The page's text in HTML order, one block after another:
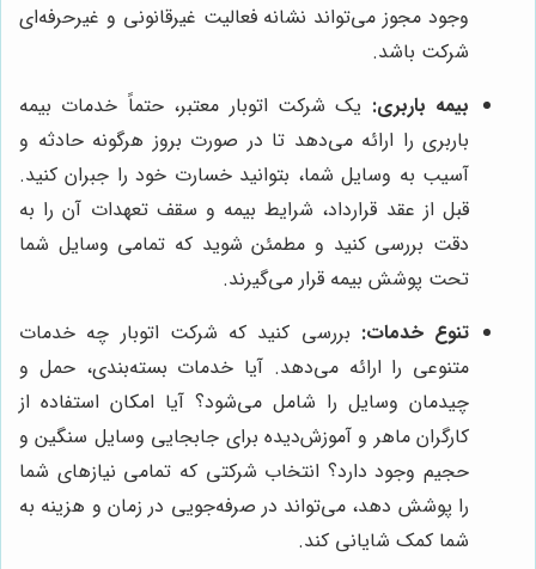
وجود مجوز می‌تواند نشانه فعالیت غیرقانونی و غیرحرفه‌ای
شرکت باشد.
بیمه باربری: یک شرکت اتوبار معتبر، حتماً خدمات بیمه
باربری را ارائه می‌دهد تا در صورت بروز هرگونه حادثه و
آسیب به وسایل شما، بتوانید خسارت خود را جبران کنید.
قبل از عقد قرارداد، شرایط بیمه و سقف تعهدات آن را به
دقت بررسی کنید و مطمئن شوید که تمامی وسایل شما
تحت پوشش بیمه قرار می‌گیرند.
تنوع خدمات: بررسی کنید که شرکت اتوبار چه خدمات
متنوعی را ارائه می‌دهد. آیا خدمات بسته‌بندی، حمل و
چیدمان وسایل را شامل می‌شود؟ آیا امکان استفاده از
کارگران ماهر و آموزش‌دیده برای جابجایی وسایل سنگین و
حجیم وجود دارد؟ انتخاب شرکتی که تمامی نیازهای شما
را پوشش دهد، می‌تواند در صرفه‌جویی در زمان و هزینه به
شما کمک شایانی کند.